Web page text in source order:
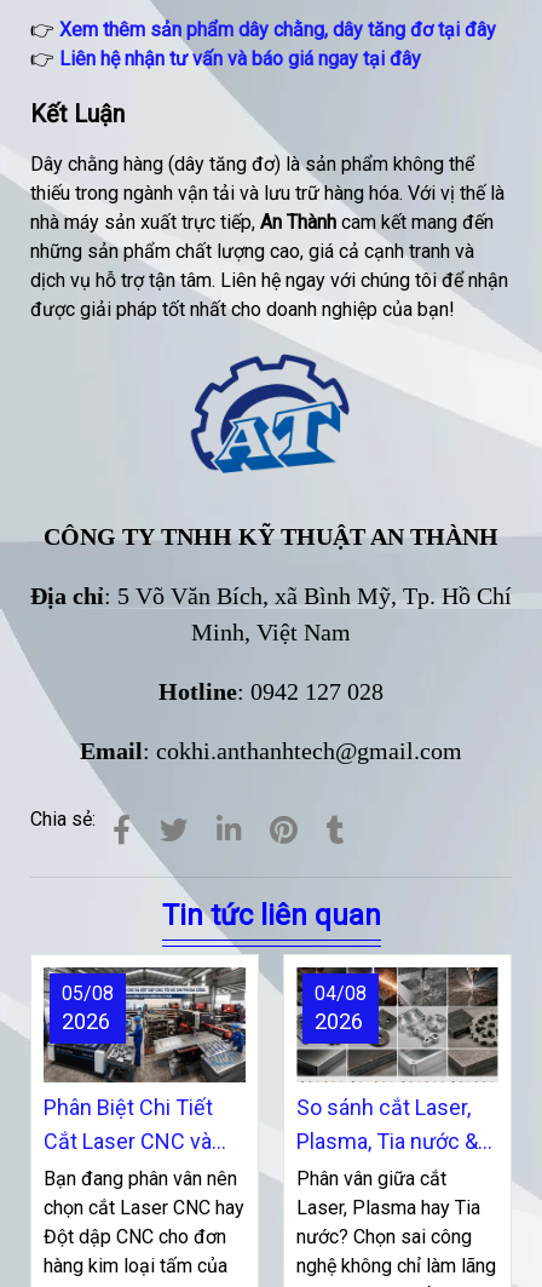
👉 Xem thêm sản phẩm dây chằng, dây tăng đơ tại đây
👉 Liên hệ nhận tư vấn và báo giá ngay tại đây
Kết Luận
Dây chằng hàng (dây tăng đơ) là sản phẩm không thể
thiếu trong ngành vận tải và lưu trữ hàng hóa. Với vị thế là
nhà máy sản xuất trực tiếp, An Thành cam kết mang đến
những sản phẩm chất lượng cao, giá cả cạnh tranh và
dịch vụ hỗ trợ tận tâm. Liên hệ ngay với chúng tôi để nhận
được giải pháp tốt nhất cho doanh nghiệp của bạn!
CÔNG TY TNHH KỸ THUẬT AN THÀNH
Địa chỉ: 5 Võ Văn Bích, xã Bình Mỹ, Tp. Hồ Chí
Minh, Việt Nam
Hotline: 0942 127 028
Email: cokhi.anthanhtech@gmail.com
Chia sẻ:
Tin tức liên quan
Phân Biệt Chi Tiết
Cắt Laser CNC và
Đột Dập CNC: Ưu
Nhược Điểm & Kinh
Nghiệm Lựa Chọn
05/08
2026
Bạn đang phân vân nên
chọn cắt Laser CNC hay
Đột dập CNC cho đơn
hàng kim loại tấm của
So sánh cắt Laser,
Plasma, Tia nước &
CNC: Nên mua máy
nào?
04/08
2026
Phân vân giữa cắt
Laser, Plasma hay Tia
nước? Chọn sai công
nghệ không chỉ làm lãng